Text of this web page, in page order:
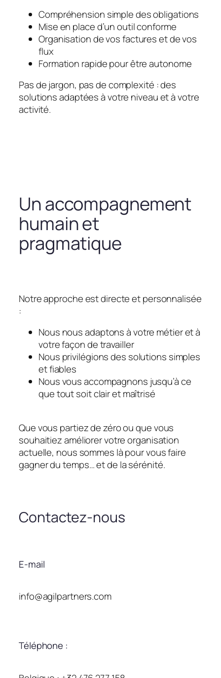
Compréhension simple des obligations
Mise en place d’un outil conforme
Organisation de vos factures et de vos
flux
Formation rapide pour être autonome
Pas de jargon, pas de complexité : des
solutions adaptées à votre niveau et à votre
activité.
Un accompagnement
humain et
pragmatique
Notre approche est directe et personnalisée
:
Nous nous adaptons à votre métier et à
votre façon de travailler
Nous privilégions des solutions simples
et fiables
Nous vous accompagnons jusqu’à ce
que tout soit clair et maîtrisé
Que vous partiez de zéro ou que vous
souhaitiez améliorer votre organisation
actuelle, nous sommes là pour vous faire
gagner du temps… et de la sérénité.
Contactez-nous
E-mail
info@agilpartners.com
Téléphone :